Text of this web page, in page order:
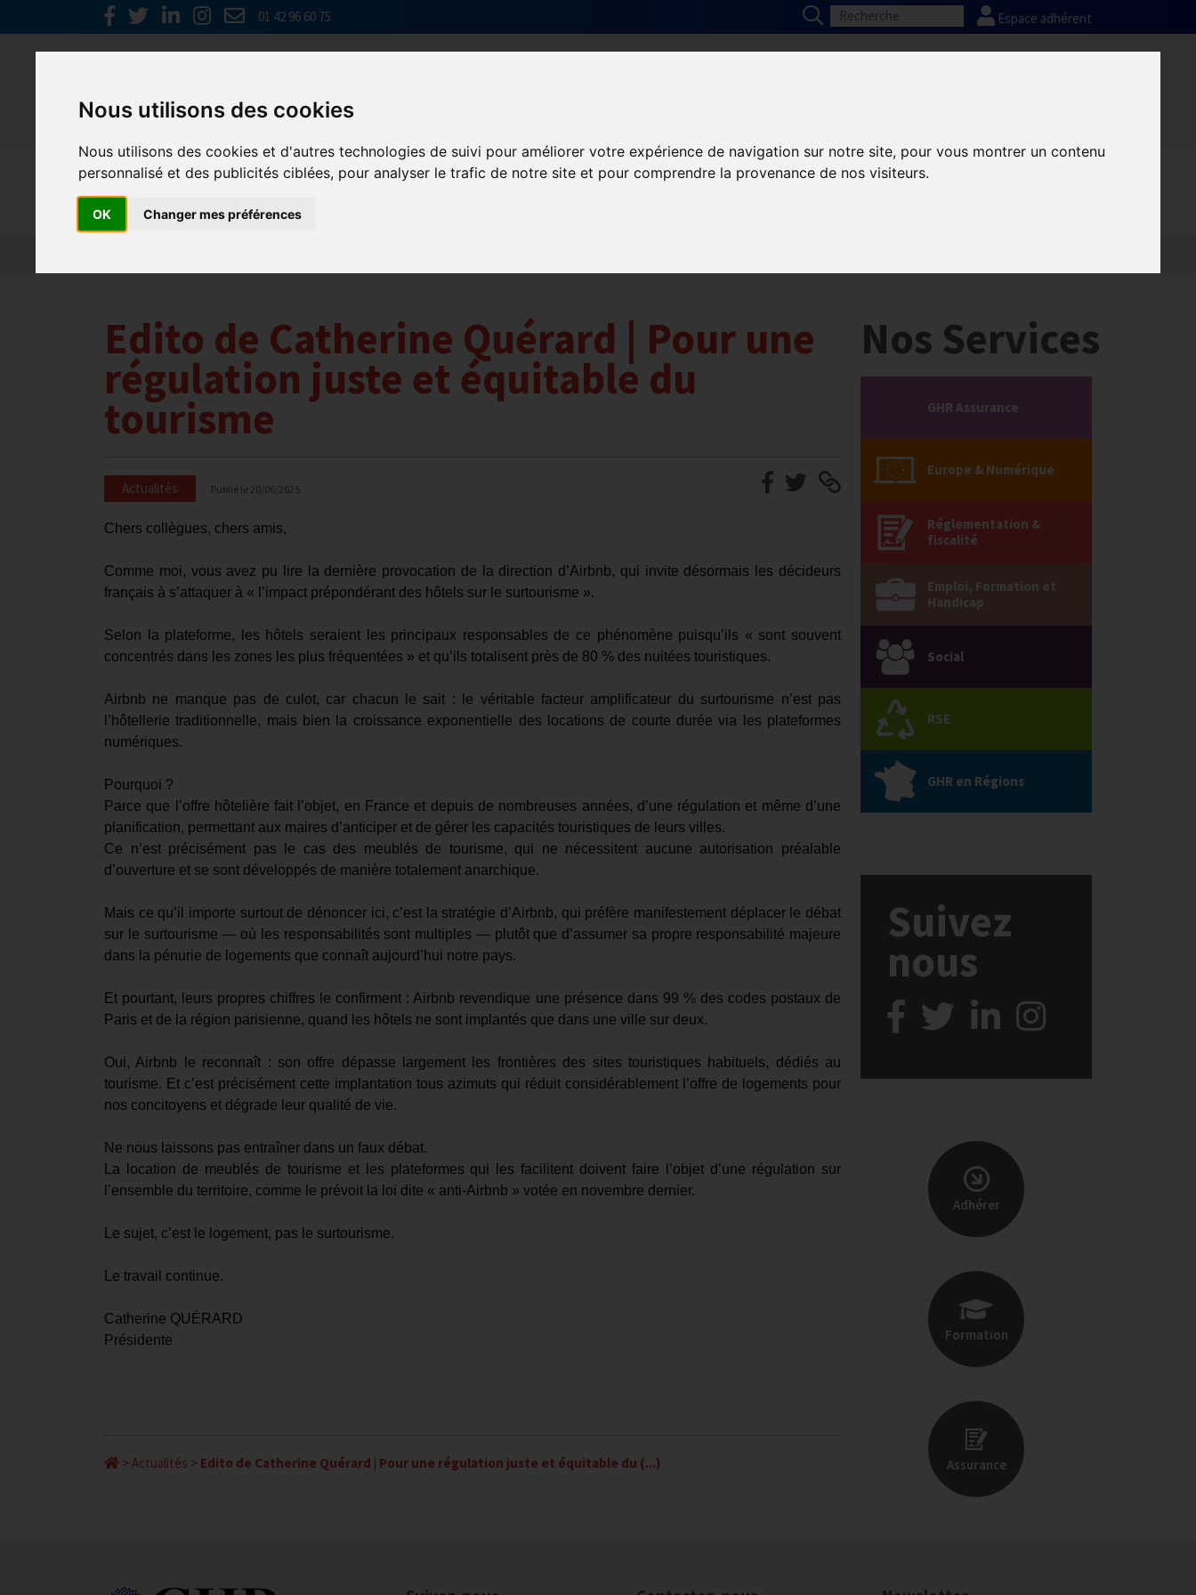
Nous utilisons des cookies
Nous utilisons des cookies et d'autres technologies de suivi pour améliorer votre expérience de navigation sur notre site, pour vous montrer un contenu
personnalisé et des publicités ciblées, pour analyser le trafic de notre site et pour comprendre la provenance de nos visiteurs.
OK Changer mes préférences
01 42 96 60 75 Espace adhérent
Actualités
Edito de Catherine Quérard | Pour une
régulation juste et équitable du
tourisme
Actualités Publié le 20/06/2025
Chers collègues, chers amis,
Comme moi, vous avez pu lire la dernière provocation de la direction d’Airbnb, qui invite désormais les décideurs
français à s’attaquer à « l’impact prépondérant des hôtels sur le surtourisme ».
Selon la plateforme, les hôtels seraient les principaux responsables de ce phénomène puisqu’ils « sont souvent
concentrés dans les zones les plus fréquentées » et qu’ils totalisent près de 80 % des nuitées touristiques.
Airbnb ne manque pas de culot, car chacun le sait : le véritable facteur amplificateur du surtourisme n’est pas
l’hôtellerie traditionnelle, mais bien la croissance exponentielle des locations de courte durée via les plateformes
numériques.
Pourquoi ?
Parce que l’offre hôtelière fait l’objet, en France et depuis de nombreuses années, d’une régulation et même d’une
planification, permettant aux maires d’anticiper et de gérer les capacités touristiques de leurs villes.
Ce n’est précisément pas le cas des meublés de tourisme, qui ne nécessitent aucune autorisation préalable
d’ouverture et se sont développés de manière totalement anarchique.
Mais ce qu’il importe surtout de dénoncer ici, c’est la stratégie d’Airbnb, qui préfère manifestement déplacer le débat
sur le surtourisme — où les responsabilités sont multiples — plutôt que d’assumer sa propre responsabilité majeure
dans la pénurie de logements que connaît aujourd’hui notre pays.
Et pourtant, leurs propres chiffres le confirment : Airbnb revendique une présence dans 99 % des codes postaux de
Paris et de la région parisienne, quand les hôtels ne sont implantés que dans une ville sur deux.
Oui, Airbnb le reconnaît : son offre dépasse largement les frontières des sites touristiques habituels, dédiés au
tourisme. Et c’est précisément cette implantation tous azimuts qui réduit considérablement l’offre de logements pour
nos concitoyens et dégrade leur qualité de vie.
Ne nous laissons pas entraîner dans un faux débat.
La location de meublés de tourisme et les plateformes qui les facilitent doivent faire l’objet d’une régulation sur
l’ensemble du territoire, comme le prévoit la loi dite « anti-Airbnb » votée en novembre dernier.
Le sujet, c’est le logement, pas le surtourisme.
Le travail continue.
Catherine QUÉRARD
Présidente
> Actualités > Edito de Catherine Quérard | Pour une régulation juste et équitable du (...)
Nos Services
GHR Assurance
Europe & Numérique
Réglementation &
fiscalité
Emploi, Formation et
Handicap
Social
RSE
GHR en Régions
Suivez
nous
Adhérer
Formation
Assurance